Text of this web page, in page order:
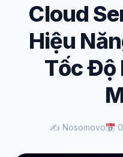
Cloud
Hiệu
Tốc Độ
✍️ Nosomovo